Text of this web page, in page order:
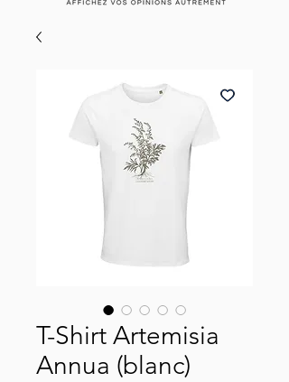
T-Shirt Artemisia
Annua (blanc)